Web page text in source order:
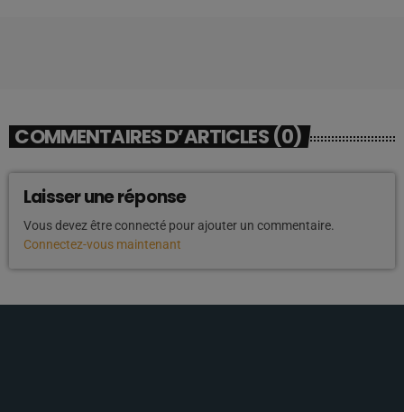
COMMENTAIRES D’ARTICLES (0)
Laisser une réponse
Vous devez être connecté pour ajouter un commentaire.
Connectez-vous maintenant